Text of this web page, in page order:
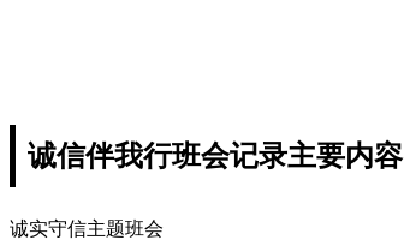
诚信伴我行班会记录主要内容
诚实守信主题班会